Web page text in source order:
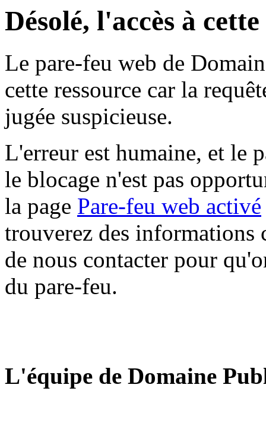
Désolé, l'accès à
Le pare-feu web de
cette ressource car la
jugée suspicieuse.
L'erreur est humaine, et le
le blocage n'est pas
la page Pare-feu web activé
trouverez des informations
de nous contacter pour
du pare-feu.
L'équipe de Domaine